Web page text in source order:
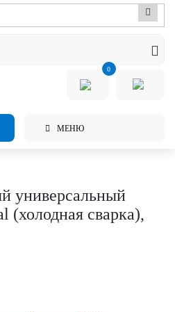
0
МЕНЮ
универсальный
сварка),